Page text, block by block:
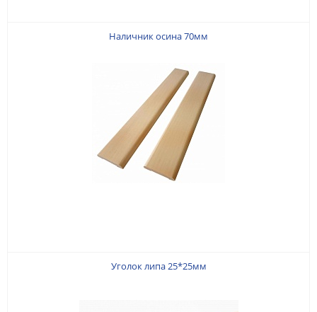
Наличник осина 70мм
Уголок липа 25*25мм